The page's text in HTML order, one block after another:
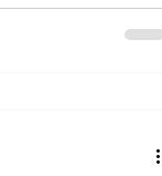
Hai
nichts zu spüren.